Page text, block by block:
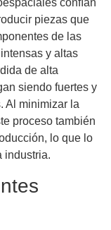
confían
piezas que
de las
y altas
de alta
siendo fuertes y
Al minimizar la
proceso también
lo que lo
industria.